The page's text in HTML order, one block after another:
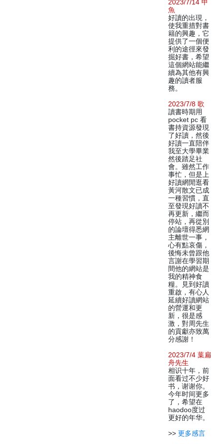
2023/7/14 甲
魚
好讀的出現，
使我重措對書
籍的興趣，它
提供了一個便
利的途徑來發
掘好書，希望
這個網站能繼
續為其他有興
趣的讀者服
務。
2023/7/8 歌
讀書時期用
pocket pc 看
書持資源發現
了好讀，然後
好讀一直陪伴
我至大學畢業
然後踏足社
會。雖然工作
事忙，但是上
好讀網閒逛看
黃河散文已成
一種習慣，直
至發現好讀不
再更新，繼而
停站，再從別
的論壇得悉網
主離世一事，
心有點哀傷，
後悔未曾跟他
言謝在學習期
間他的網站是
我的精神食
糧。見到好讀
重啟，有心人
延續好讀網站
的營運和更
新，很是感
激，對周先生
的貢獻亦致萬
分感謝！
2023/7/4 葉扁
舟先生
相识十年，前
面看过不少好
书，谢谢你。
今年时间更多
了，希望在
haodoo度过
更好的年华。
>> 更多感言